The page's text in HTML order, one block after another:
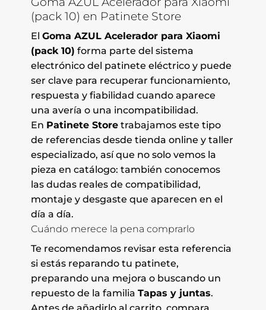
(pack 10) en Patinete Store
El Goma AZUL Acelerador para Xiaomi
(pack 10) forma parte del sistema
electrónico del patinete eléctrico y puede
ser clave para recuperar funcionamiento,
respuesta y fiabilidad cuando aparece
una avería o una incompatibilidad.
En Patinete Storetrabajamos este tipo
de referencias desde tienda online y taller
especializado, así que no solo vemos la
pieza en catálogo: también conocemos
las dudas reales de compatibilidad,
montaje y desgaste que aparecen en el
día a día.
Cuándo merece la pena comprarlo
Te recomendamos revisar esta referencia
si estás reparando tu patinete,
preparando una mejora o buscando un
repuesto de la familia Tapas y juntas.